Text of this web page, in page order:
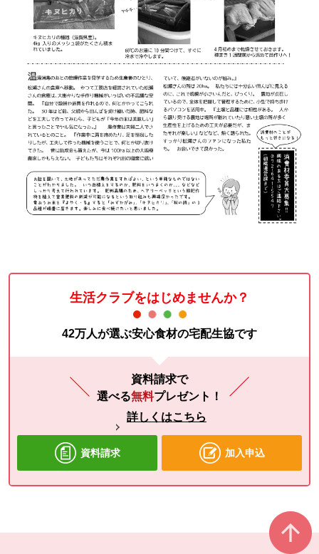
生活クラブをはじめませんか？
42万人が選ぶ安心食材の宅配生協です
資料請求で
選べる無料プレゼント！
詳しくはこちら
資料請求 加入申込